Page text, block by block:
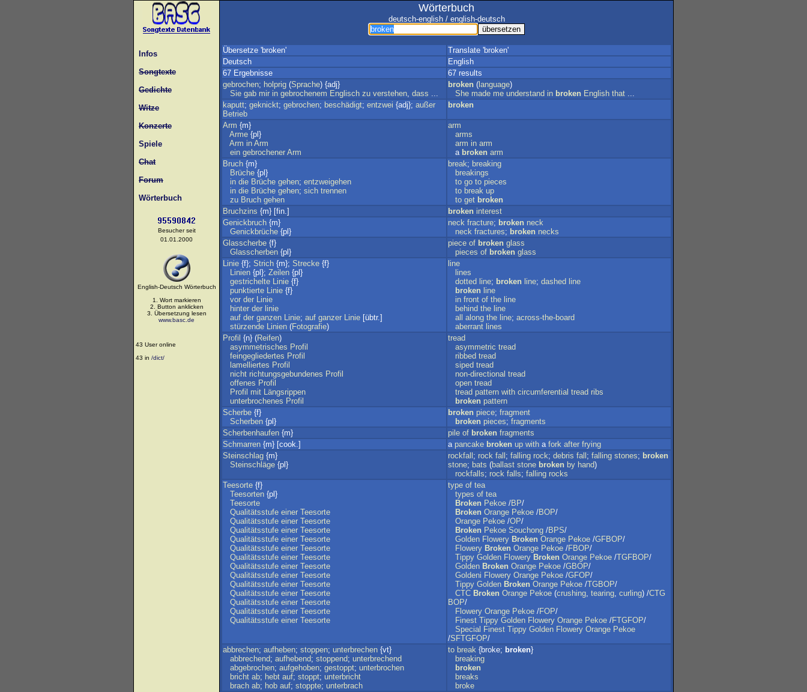
Infos
Songtexte
Gedichte
Witze
Konzerte
Spiele
Chat
Forum
Wörterbuch
Besucher seit
01.01.2000
English-Deutsch Wörterbuch
1. Wort markieren
2. Button anklicken
3. Übersetzung lesen
www.basc.de
43 User online
43 in /dict/
Wörterbuch
deutsch-english / english-deutsch
Übersetze 'broken'
Translate 'broken'
Deutsch
English
67 Ergebnisse
67 results
gebrochen; holprig (Sprache) {adj}
Sie gab mir in gebrochenem Englisch zu verstehen, dass ...
broken ( language)
She made me understand in broken English that ...
kaputt; geknickt; gebrochen; beschädigt; entzwei {adj}; außer
Betrieb
broken
Arm {m}
Arme {pl}
Arm in Arm
ein gebrochener Arm
arm
arms
arm in arm
a broken arm
Bruch {m}
Brüche {pl}
in die Brüche gehen; entzweigehen
in die Brüche gehen; sich trennen
zu Bruch gehen
break; breaking
breakings
to go to pieces
to break up
to get broken
Bruchzins {m} [fin.] broken interest
Genickbruch {m}
Genickbrüche {pl}
neck fracture; broken neck
neck fractures; broken necks
Glasscherbe {f}
Glasscherben {pl}
piece of broken glass
pieces of broken glass
Linie {f}; Strich {m}; Strecke {f}
Linien {pl}; Zeilen {pl}
gestrichelte Linie {f}
punktierte Linie {f}
vor der Linie
hinter der linie
auf der ganzen Linie; auf ganzer Linie [übtr.]
stürzende Linien (Fotografie)
line
lines
dotted line; broken line; dashed line
broken line
in front of the line
behind the line
all along the line; across-the-board
aberrant lines
Profil {n} (Reifen)
asymmetrisches Profil
feingegliedertes Profil
lamelliertes Profil
nicht richtungsgebundenes Profil
offenes Profil
Profil mit Längsrippen
unterbrochenes Profil
tread
asymmetric tread
ribbed tread
siped tread
non-directional tread
open tread
tread pattern with circumferential tread ribs
broken pattern
Scherbe {f}
Scherben {pl}
broken piece; fragment
broken pieces; fragments
Scherbenhaufen {m} pile of broken fragments
Schmarren {m} [cook.] a pancake broken up with a fork after frying
Steinschlag {m}
Steinschläge {pl}
rockfall ; rock fall ; falling rock; debris fall ; falling stones; broken
stone; bats (ballast stone broken by hand)
rockfalls; rock falls; falling rocks
Teesorte {f}
Teesorten {pl}
Teesorte
Qualitätsstufe einer Teesorte
Qualitätsstufe einer Teesorte
Qualitätsstufe einer Teesorte
Qualitätsstufe einer Teesorte
Qualitätsstufe einer Teesorte
Qualitätsstufe einer Teesorte
Qualitätsstufe einer Teesorte
Qualitätsstufe einer Teesorte
Qualitätsstufe einer Teesorte
Qualitätsstufe einer Teesorte
Qualitätsstufe einer Teesorte
Qualitätsstufe einer Teesorte
Qualitätsstufe einer Teesorte
type of tea
types of tea
Broken Pekoe /BP/
Broken Orange Pekoe /BOP/
Orange Pekoe /OP/
Broken Pekoe Souchong /BPS/
Golden Flowery Broken Orange Pekoe /GFBOP/
Flowery Broken Orange Pekoe /FBOP/
Tippy Golden Flowery Broken Orange Pekoe /TGFBOP/
Golden Broken Orange Pekoe /GBOP/
Goldeni Flowery Orange Pekoe /GFOP/
Tippy Golden Broken Orange Pekoe /TGBOP/
CTC Broken Orange Pekoe (crushing, tearing, curling) /CTG
BOP/
Flowery Orange Pekoe /FOP/
Finest Tippy Golden Flowery Orange Pekoe /FTGFOP/
Special Finest Tippy Golden Flowery Orange Pekoe
/SFTGFOP/
abbrechen; aufheben; stoppen; unterbrechen {vt}
abbrechend; aufhebend; stoppend; unterbrechend
abgebrochen; aufgehoben; gestoppt; unterbrochen
bricht ab; hebt auf; stoppt; unterbricht
brach ab; hob auf; stoppte; unterbrach
to break {broke; broken}
breaking
broken
breaks
broke